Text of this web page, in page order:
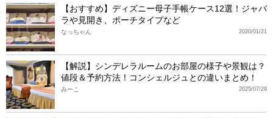
【おすすめ】ディズニー母子手帳ケース12選！ジャバ
ラや見開き、ポーチタイプなど
2020/01/21
なっちゃん
【解説】シンデレラルームのお部屋の様子や景観は？
値段＆予約方法！コンシェルジュとの違いまとめ！
2025/07/29
みーこ